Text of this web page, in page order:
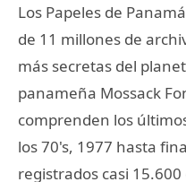
Los Papeles de
de 11 millones de
más secretas del
panameña Mossack
comprenden los
los 70's, 1977 hasta
registrados casi